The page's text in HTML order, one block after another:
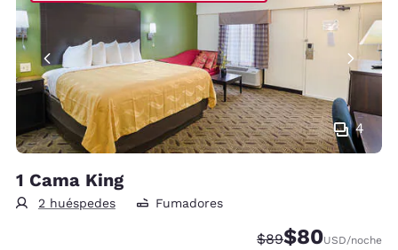
4
1 Cama King
2 huéspedes Fumadores
Precio tachado:
$89Precio con
$80USD/noche